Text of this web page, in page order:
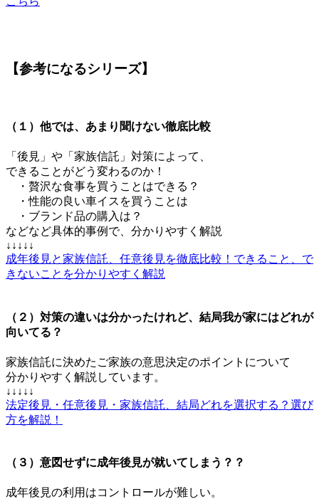
【参考になるシリーズ】
（１）他では、あまり聞けない徹底比較
「後見」や「家族信託」対策によって、
できることがどう変わるのか！
・贅沢な食事を買うことはできる？
・性能の良い車イスを買うことは
・ブランド品の購入は？
などなど具体的事例で、分かりやすく解説
↓↓↓↓↓
成年後見と家族信託、任意後見を徹底比較！できること、で
きないことを分かりやすく解説
（２）対策の違いは分かったけれど、結局我が家にはどれが
向いてる？
家族信託に決めたご家族の意思決定のポイント について
分かりやすく解説しています。
↓↓↓↓↓
法定後見・任意後見・家族信託、結局どれを選択する？選び
方を解説！
（３）意図せずに成年後見が就いてしまう？？
成年後見の利用はコントロールが難しい。